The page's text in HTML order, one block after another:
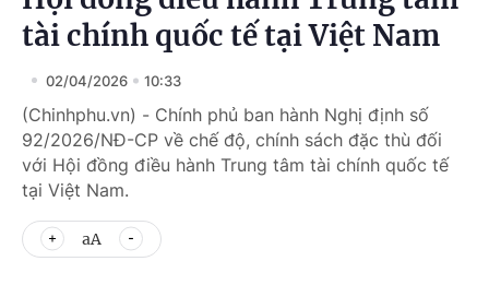
tài chính quốc tế tại Việt Nam
02/04/2026 10:33
(Chinhphu.vn) - Chính phủ ban hành Nghị định số
92/2026/NĐ-CP về chế độ, chính sách đặc thù đối
với Hội đồng điều hành Trung tâm tài chính quốc tế
tại Việt Nam.
aA